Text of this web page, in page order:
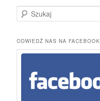
z
k
a
ODWIEDŹ NAS NA FACEBOOK